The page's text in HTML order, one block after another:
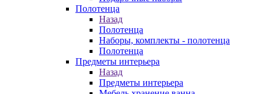
Полотенца
Назад
Полотенца
Наборы, комплекты - полотенца
Полотенца
Предметы интерьера
Назад
Предметы интерьера